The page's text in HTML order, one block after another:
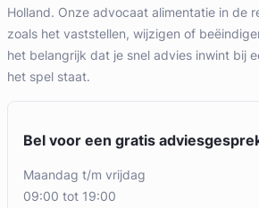
Holland. Onze advocaat alimentatie in de
zoals het vaststellen, wijzigen of
het belangrijk dat je snel advies inwint bij
het spel staat.
Bel voor een gratis
maandag t/m vrijdag
09:00 tot 19:00